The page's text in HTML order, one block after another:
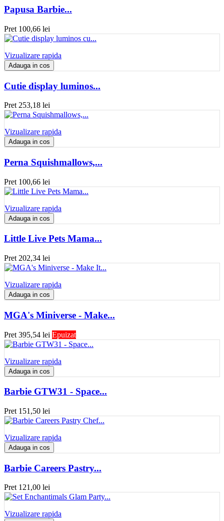
Papusa Barbie...
Pret 100,66 lei
Vizualizare rapida
Adauga in cos
Cutie display luminos...
Pret 253,18 lei
Vizualizare rapida
Adauga in cos
Perna Squishmallows,...
Pret 100,66 lei
Vizualizare rapida
Adauga in cos
Little Live Pets Mama...
Pret 202,34 lei
Vizualizare rapida
Adauga in cos
MGA's Miniverse - Make...
Pret 395,54 lei Epuizat
Vizualizare rapida
Adauga in cos
Barbie GTW31 - Space...
Pret 151,50 lei
Vizualizare rapida
Adauga in cos
Barbie Careers Pastry...
Pret 121,00 lei
Vizualizare rapida